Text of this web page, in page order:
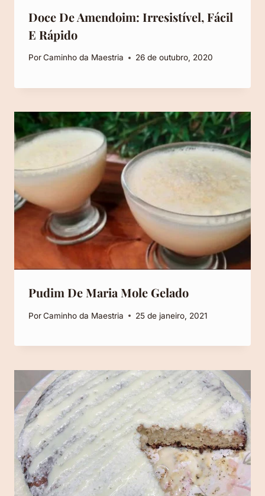
Doce De Amendoim: Irresistível, Fácil
E Rápido
PorCaminho da Maestria 26 de outubro, 2020
Pudim De Maria Mole Gelado
PorCaminho da Maestria 25 de janeiro, 2021